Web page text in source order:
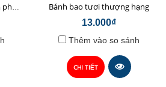
Đồ uống nước giải khát cà phê sữa hạt Chop Chef Bánh bao tươi thượng hạng
13.000₫
Thêm vào so sánh
CHI TIẾT